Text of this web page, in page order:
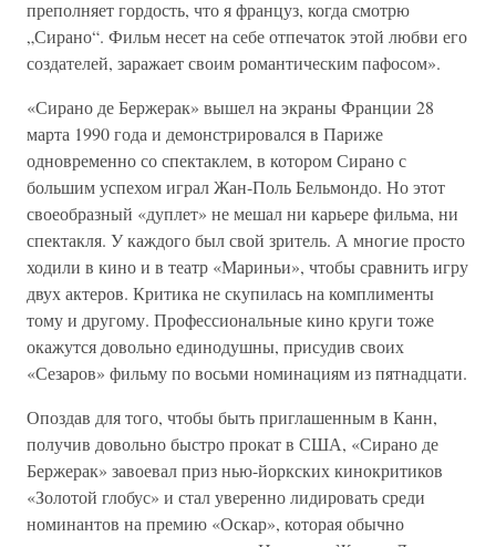
преполняет гордость, что я француз, когда смотрю
„Сирано“. Фильм несет на себе отпечаток этой любви его
создателей, заражает своим романтическим пафосом».
«Сирано де Бержерак» вышел на экраны Франции 28
марта 1990 года и демонстрировался в Париже
одновременно со спектаклем, в котором Сирано с
большим успехом играл Жан-Поль Бельмондо. Но этот
своеобразный «дуплет» не мешал ни карьере фильма, ни
спектакля. У каждого был свой зритель. А многие просто
ходили в кино и в театр «Мариньи», чтобы сравнить игру
двух актеров. Критика не скупилась на комплименты
тому и другому. Профессиональные кино круги тоже
окажутся довольно единодушны, присудив своих
«Сезаров» фильму по восьми номинациям из пятнадцати.
Опоздав для того, чтобы быть приглашенным в Канн,
получив довольно быстро прокат в США, «Сирано де
Бержерак» завоевал приз нью-йоркских кинокритиков
«Золотой глобус» и стал уверенно лидировать среди
номинантов на премию «Оскар», которая обычно